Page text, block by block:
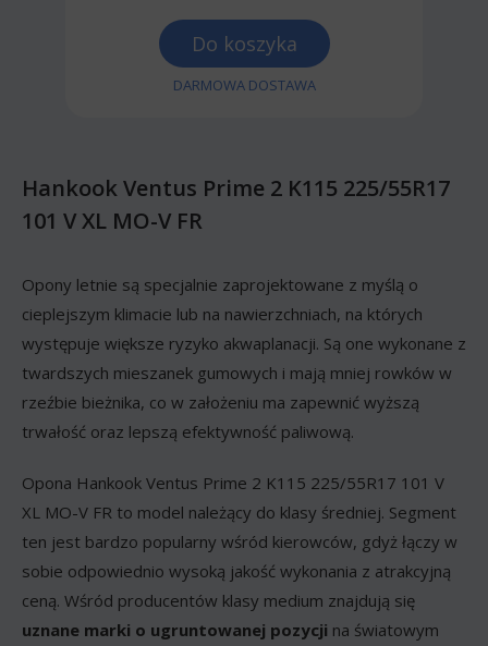
Do koszyka
DARMOWA DOSTAWA
Hankook Ventus Prime 2 K115 225/55R17
101 V XL MO-V FR
Opony letnie są specjalnie zaprojektowane z myślą o
cieplejszym klimacie lub na nawierzchniach, na których
występuje większe ryzyko akwaplanacji. Są one wykonane z
twardszych mieszanek gumowych i mają mniej rowków w
rzeźbie bieżnika, co w założeniu ma zapewnić wyższą
trwałość oraz lepszą efektywność paliwową.
Opona Hankook Ventus Prime 2 K115 225/55R17 101 V
XL MO-V FR to model należący do klasy średniej. Segment
ten jest bardzo popularny wśród kierowców, gdyż łączy w
sobie odpowiednio wysoką jakość wykonania z atrakcyjną
ceną. Wśród producentów klasy medium znajdują się
uznane marki o ugruntowanej pozycji na światowym